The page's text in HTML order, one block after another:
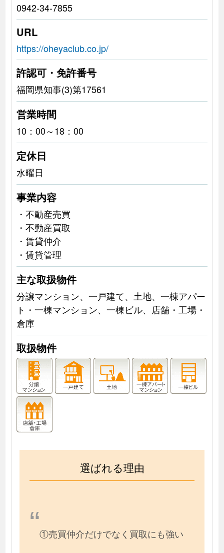
0942-34-7855
URL
https://oheyaclub.co.jp/
許認可・免許番号
福岡県知事(3)第17561
営業時間
10：00～18：00
定休日
水曜日
事業内容
・不動産売買
・不動産買取
・賃貸仲介
・賃貸管理
主な取扱物件
分譲マンション、一戸建て、土地、一棟アパー
ト・一棟マンション、一棟ビル、店舗・工場・
倉庫
取扱物件
選ばれる理由
①売買仲介だけでなく買取にも強い